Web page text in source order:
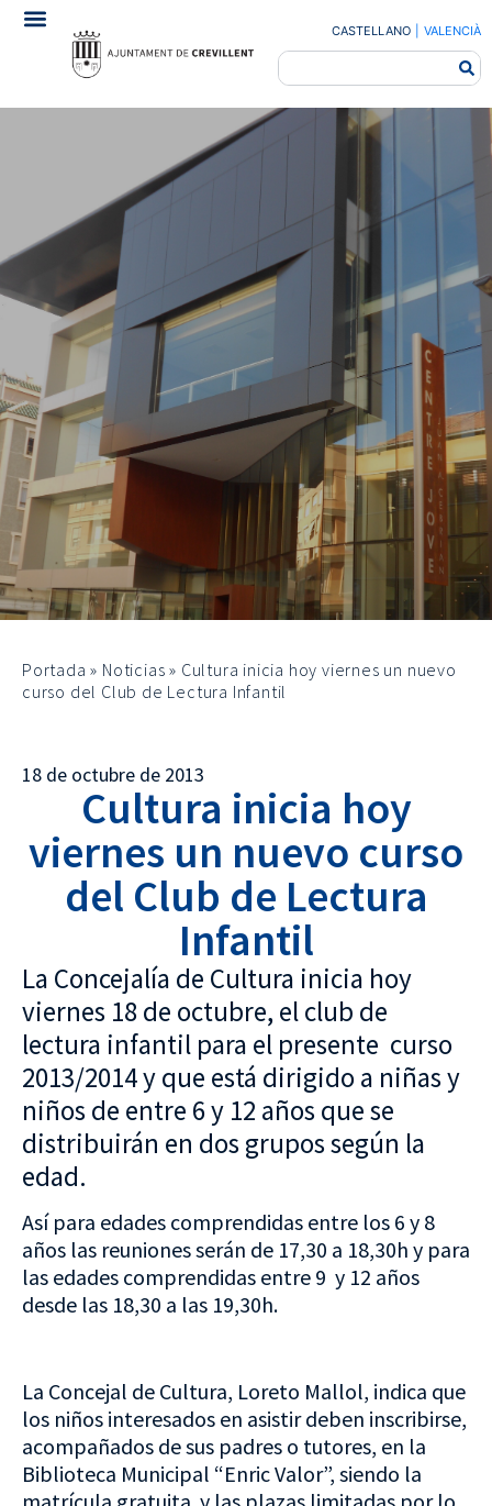
CASTELLANO VALENCIÀ
Portada » Noticias » Cultura inicia hoy viernes un nuevo
curso del Club de Lectura Infantil
18 de octubre de 2013
Cultura inicia hoy
viernes un nuevo curso
del Club de Lectura
Infantil
La Concejalía de Cultura inicia hoy
viernes 18 de octubre, el club de
lectura infantil para el presente curso
2013/2014 y que está dirigido a niñas y
niños de entre 6 y 12 años que se
distribuirán en dos grupos según la
edad.
Así para edades comprendidas entre los 6 y 8
años las reuniones serán de 17,30 a 18,30h y para
las edades comprendidas entre 9 y 12 años
desde las 18,30 a las 19,30h.
La Concejal de Cultura, Loreto Mallol, indica que
los niños interesados en asistir deben inscribirse,
acompañados de sus padres o tutores, en la
Biblioteca Municipal “Enric Valor”, siendo la